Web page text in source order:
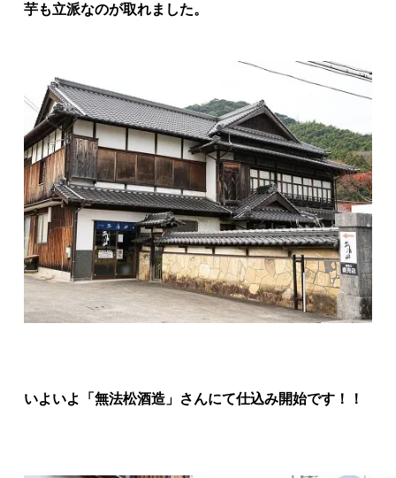
芋も立派なのが取れました。
いよいよ「無法松酒造」さんにて仕込み開始です！！